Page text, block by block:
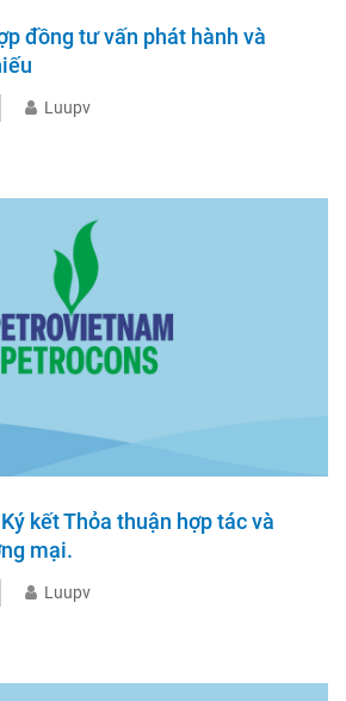
đồng tư vấn phát hành và
Luupv
kết Thỏa thuận hợp tác và
mại.
Luupv